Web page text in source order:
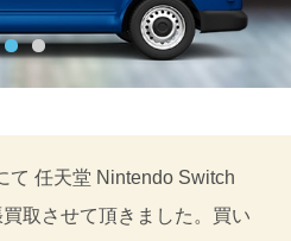
て 任天堂 Nintendo Switch
取させて頂きました。買い